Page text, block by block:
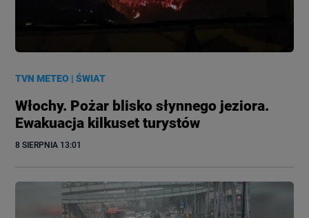
TVN METEO |ŚWIAT
Włochy. Pożar blisko słynnego jeziora.
Ewakuacja kilkuset turystów
8 SIERPNIA 13:01